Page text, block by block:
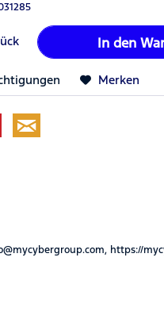
In den
Merken
https://